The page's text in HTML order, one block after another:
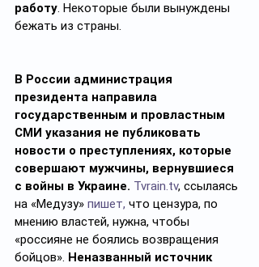
работу. Некоторые были вынуждены
бежать из страны.
В России администрация
президента направила
государственным и провластным
СМИ указания не публиковать
новости о преступлениях, которые
совершают мужчины, вернувшиеся
с войны в Украине. Tvrain.tv, ссылаясь
на «Медузу» пишет, что цензура, по
мнению властей, нужна, чтобы
«россияне не боялись возвращения
бойцов». Неназванный источник